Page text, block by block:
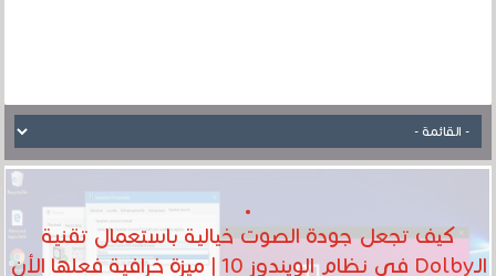
كيف تجعل جودة الصوت خيالية باستعمال تقنية
الـDolby في نظام الويندوز 10 | ميزة خرافية فعلها الأن